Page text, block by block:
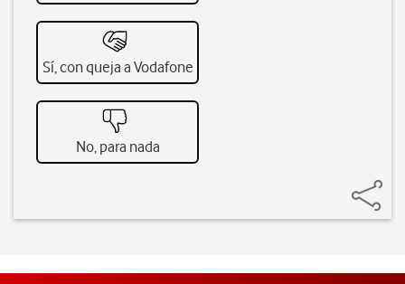
Sí, con queja a Vodafone
No, para nada